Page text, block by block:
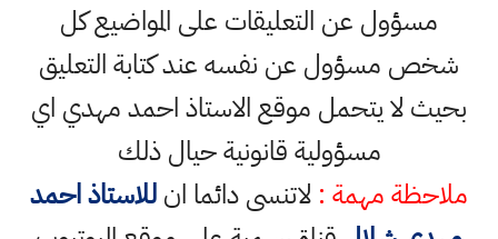
مسؤول عن التعليقات على المواضيع كل
شخص مسؤول عن نفسه عند كتابة التعليق
بحيث لا يتحمل موقع الاستاذ احمد مهدي اي
مسؤولية قانونية حيال ذلك
ملاحظة مهمة : لاتنسى دائما انللاستاذ احمد